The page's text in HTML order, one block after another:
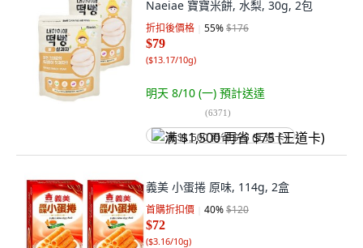
Naeiae 寶寶米餅, 水梨, 30g, 2包
折扣後價格 55%$176
$79
($13.17/10g)
明天 8/10 (一) 預計送達
(6371)
满 $1,500 再省 $75 (王道卡)
義美 小蛋捲 原味, 114g, 2盒
首購折扣價 40%$120
$72
($3.16/10g)